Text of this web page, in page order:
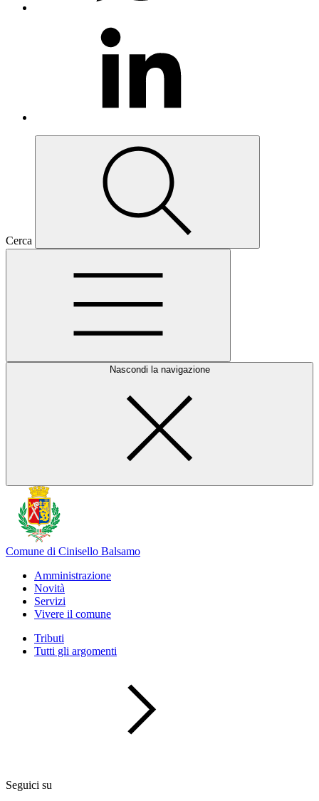
Cerca
Nascondi la navigazione
Comune di Cinisello Balsamo
Amministrazione
Novità
Servizi
Vivere il comune
Tributi
Tutti gli argomenti
Seguici su